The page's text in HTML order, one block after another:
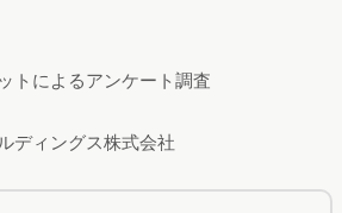
トによるアンケート調査
ディングス株式会社